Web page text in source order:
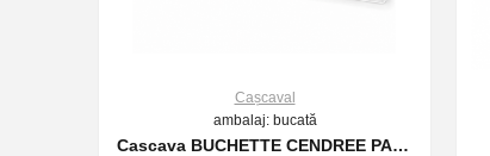
Cașcaval
ambalaj: bucată
Cascava BUCHETTE CENDREE PAST